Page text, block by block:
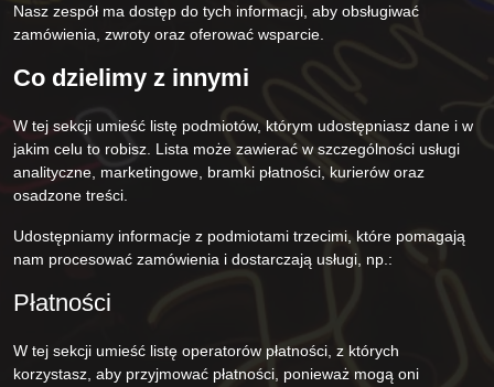
Nasz zespół ma dostęp do tych informacji, aby obsługiwać
zamówienia, zwroty oraz oferować wsparcie.
Co dzielimy z innymi
W tej sekcji umieść listę podmiotów, którym udostępniasz dane i w
jakim celu to robisz. Lista może zawierać w szczególności usługi
analityczne, marketingowe, bramki płatności, kurierów oraz
osadzone treści.
Udostępniamy informacje z podmiotami trzecimi, które pomagają
nam procesować zamówienia i dostarczają usługi, np.:
Płatności
W tej sekcji umieść listę operatorów płatności, z których
korzystasz, aby przyjmować płatności, ponieważ mogą oni